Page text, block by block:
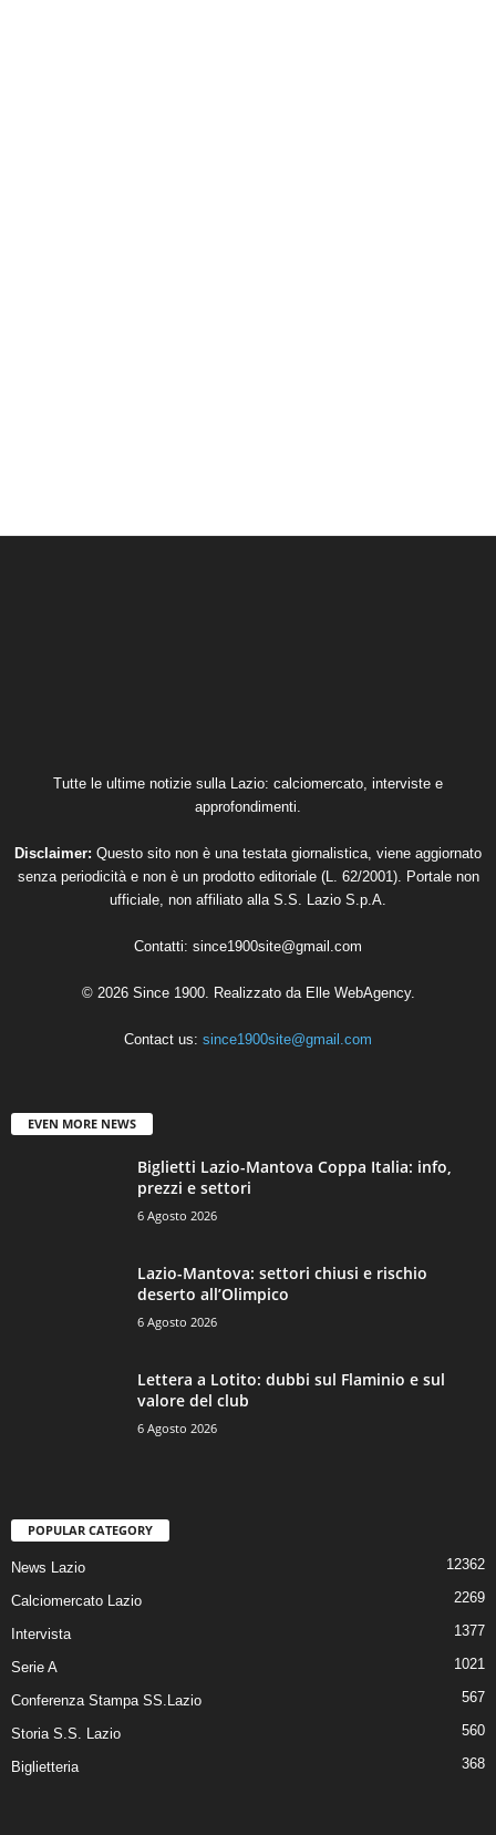
Tutte le ultime notizie sulla Lazio: calciomercato, interviste e
approfondimenti.
Disclaimer: Questo sito non è una testata giornalistica, viene aggiornato
senza periodicità e non è un prodotto editoriale (L. 62/2001). Portale non
ufficiale, non affiliato alla S.S. Lazio S.p.A.
Contatti: since1900site@gmail.com
© 2026 Since 1900. Realizzato da Elle WebAgency.
Contact us: since1900site@gmail.com
EVEN MORE NEWS
Biglietti Lazio-Mantova Coppa Italia: info,
prezzi e settori
6 Agosto 2026
Lazio-Mantova: settori chiusi e rischio
deserto all’Olimpico
6 Agosto 2026
Lettera a Lotito: dubbi sul Flaminio e sul
valore del club
6 Agosto 2026
POPULAR CATEGORY
News Lazio 12362
Calciomercato Lazio 2269
Intervista 1377
Serie A 1021
Conferenza Stampa SS.Lazio 567
Storia S.S. Lazio 560
Biglietteria 368